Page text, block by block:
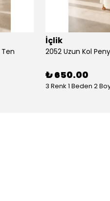
Ten
İçlik
2052 Uzun Kol
₺ 650.00
3 Renk 1 Beden 2